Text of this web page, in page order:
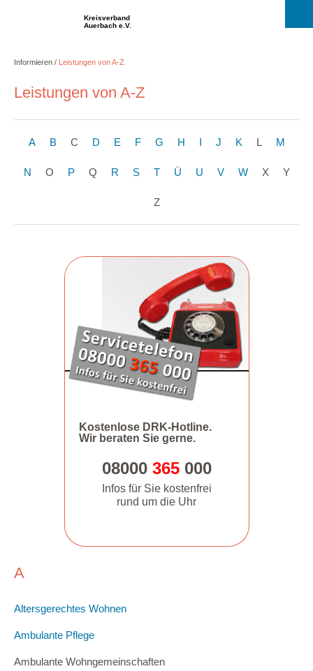
Kreisverband
Auerbach e.V.
Informieren Leistungen von A-Z
Leistungen von A-Z
A B C D E F G H I J K L M
N O P Q R S T Ü U V W X Y
Z
Kostenlose DRK-Hotline.
Wir beraten Sie gerne.
08000 365000
Infos für Sie kostenfrei
rund um die Uhr
A
Altersgerechtes Wohnen
Ambulante Pflege
Ambulante Wohngemeinschaften